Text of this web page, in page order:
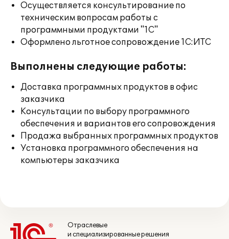
Осуществляется консультирование по
техническим вопросам работы с
программными продуктами "1С"
Оформлено льготное сопровождение 1С:ИТС
Выполнены следующие работы:
Доставка программных продуктов в офис
заказчика
Консультации по выбору программного
обеспечения и вариантов его сопровождения
Продажа выбранных программных продуктов
Установка программного обеспечения на
компьютеры заказчика
Отраслевые
и специализированные решения